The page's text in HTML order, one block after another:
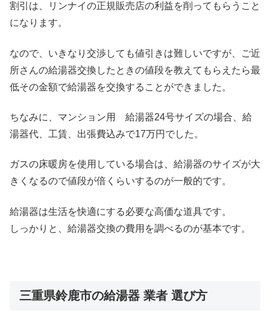
割引は、リンナイの正規販売店の利益を削ってもらうこと
になります。
なので、いきなり交渉しても値引きは難しいですが、ご近
所さんの給湯器交換したときの値段を教えてもらえたら最
低その金額で給湯器を交換することができました。
ちなみに、マンション用 給湯器24号サイズの場合、給
湯器代、工賃、出張費込みで17万円でした。
ガスの床暖房を使用している場合は、給湯器のサイズが大
きくなるので値段が倍くらいするのが一般的です。
給湯器は生活を快適にする必要な高価な道具です。
しっかりと、給湯器交換の費用を調べるのが基本です。
三重県鈴鹿市の給湯器 業者 選び方